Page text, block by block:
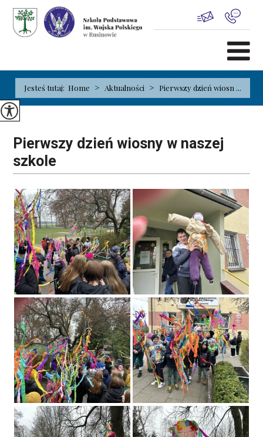
Jesteś tutaj: Home > Aktualności > Pierwszy dzień wiosn ...
Pierwszy dzień wiosny w naszej
szkole